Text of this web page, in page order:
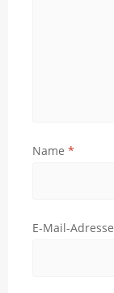
Name *
E-Mail-Adresse